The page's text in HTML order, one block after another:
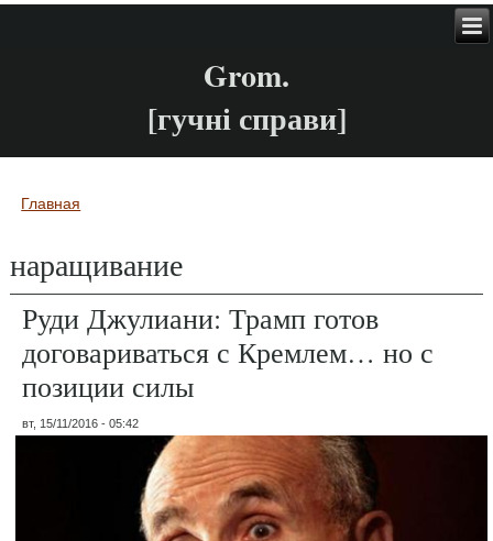
Grom.
[гучні справи]
Вы здесь
Главная
наращивание
Руди Джулиани: Трамп готов
договариваться с Кремлем… но с
позиции силы
вт, 15/11/2016 - 05:42